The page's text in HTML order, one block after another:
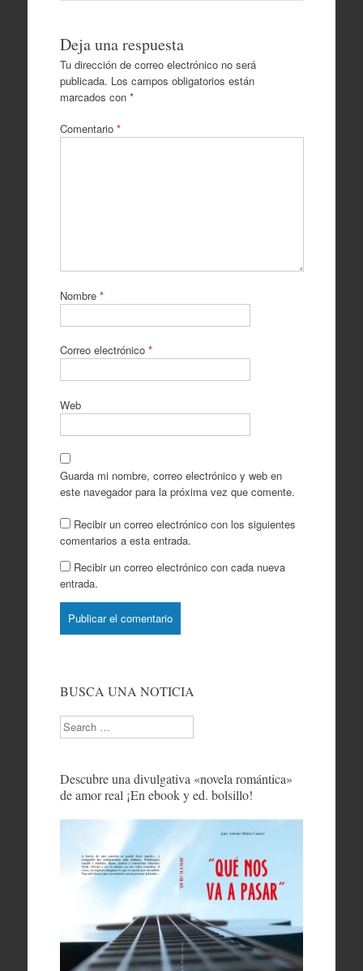
Deja una respuesta
Tu dirección de correo electrónico no será
publicada. Los campos obligatorios están
marcados con *
Comentario *
Nombre *
Correo electrónico *
Web
Guarda mi nombre, correo electrónico y web en
este navegador para la próxima vez que comente.
Recibir un correo electrónico con los siguientes
comentarios a esta entrada.
Recibir un correo electrónico con cada nueva
entrada.
BUSCA UNA NOTICIA
Search
Descubre una divulgativa «novela romántica»
de amor real ¡En ebook y ed. bolsillo!